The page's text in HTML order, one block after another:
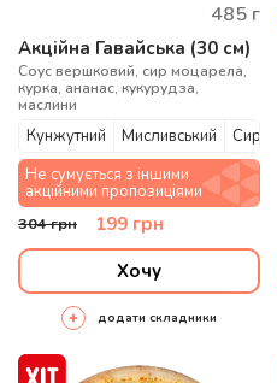
485 г
Акційна Гавайська (30 см)
Соус вершковий, сир моцарела,
курка, ананас, кукурудза,
маслини
Кунжутний Мисливський
Сирний
Не сумується з іншими
акційними пропозиціями
304грн 199 грн
Хочу
додати складники